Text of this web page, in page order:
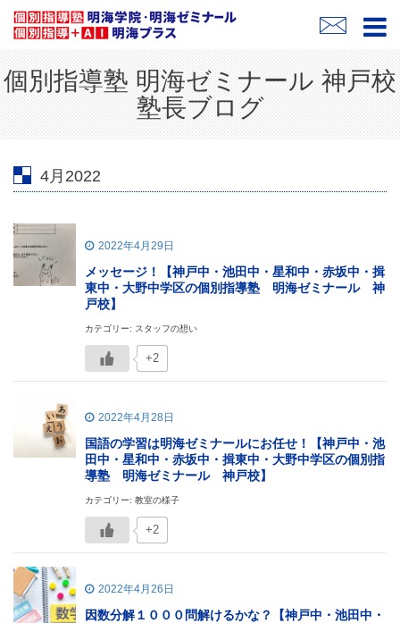
個別指導塾 明海ゼミナール 神戸校
塾長ブログ
4月2022
2022年4月29日
メッセージ！【神戸中・池田中・星和中・赤坂中・揖
東中・大野中学区の個別指導塾 明海ゼミナール 神
戸校】
カテゴリー: スタッフの想い
+2
2022年4月28日
国語の学習は明海ゼミナールにお任せ！【神戸中・池
田中・星和中・赤坂中・揖東中・大野中学区の個別指
導塾 明海ゼミナール 神戸校】
カテゴリー: 教室の様子
+2
2022年4月26日
因数分解１０００問解けるかな？【神戸中・池田中・